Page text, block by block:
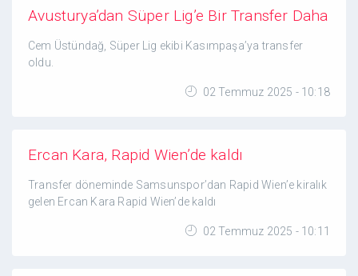
Avusturya’dan Süper Lig’e Bir Transfer Daha
Cem Üstündağ, Süper Lig ekibi Kasımpaşa’ya transfer
oldu.
02 Temmuz 2025 - 10:18
Ercan Kara, Rapid Wien’de kaldı
Transfer döneminde Samsunspor’dan Rapid Wien’e kiralık
gelen Ercan Kara Rapid Wien’de kaldı
02 Temmuz 2025 - 10:11